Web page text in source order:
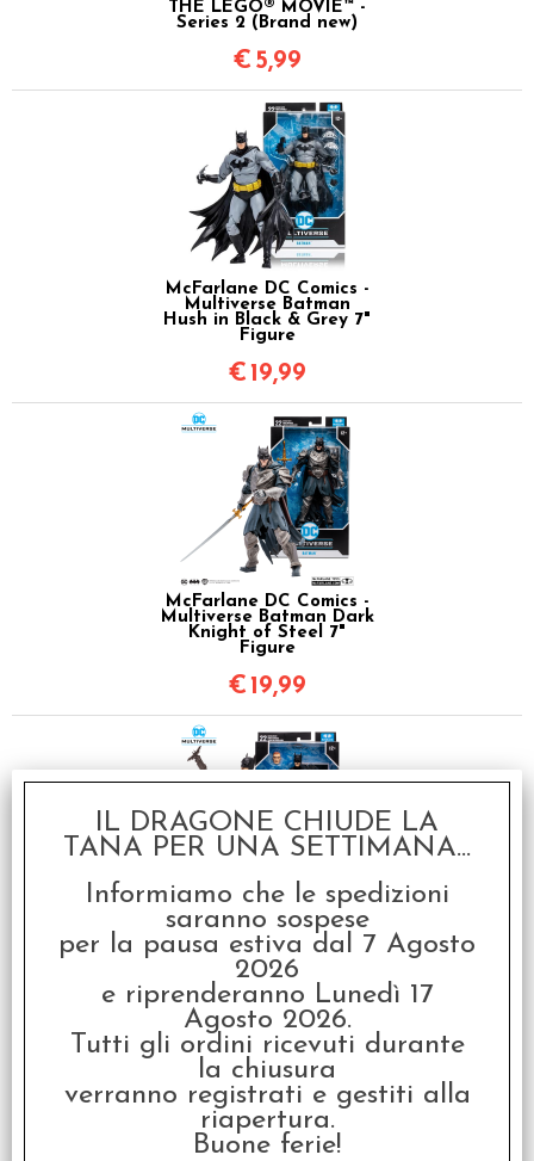
THE LEGO® MOVIE™ -
Series 2 (Brand new)
€ 5,99
McFarlane DC Comics -
Multiverse Batman
Hush in Black & Grey 7"
Figure
€ 19,99
McFarlane DC Comics -
Multiverse Batman Dark
Knight of Steel 7"
Figure
€ 19,99
McFarlane DC Comics -
Multiverse Batman Jim
Gordon as Batman
Endgame 7" Figure
€19,99
IL DRAGONE CHIUDE LA
TANA PER UNA SETTIMANA...
Informiamo che le spedizioni
saranno sospese
per la pausa estiva dal 7 Agosto
2026
e riprenderanno Lunedì 17
Agosto 2026.
Tutti gli ordini ricevuti durante
la chiusura
verranno registrati e gestiti alla
riapertura.
Buone ferie!